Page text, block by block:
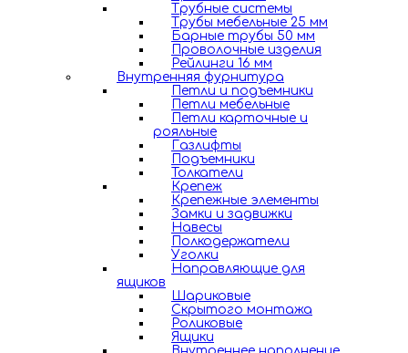
Трубные системы
Трубы мебельные 25 мм
Барные трубы 50 мм
Проволочные изделия
Рейлинги 16 мм
Внутренняя фурнитура
Петли и подъемники
Петли мебельные
Петли карточные и
рояльные
Газлифты
Подъемники
Толкатели
Крепеж
Крепежные элементы
Замки и задвижки
Навесы
Полкодержатели
Уголки
Направляющие для
ящиков
Шариковые
Скрытого монтажа
Роликовые
Ящики